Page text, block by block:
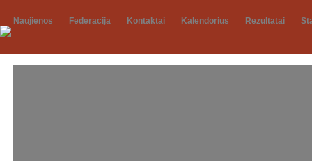
Naujienos Federacija Kontaktai Kalendorius Rezultatai